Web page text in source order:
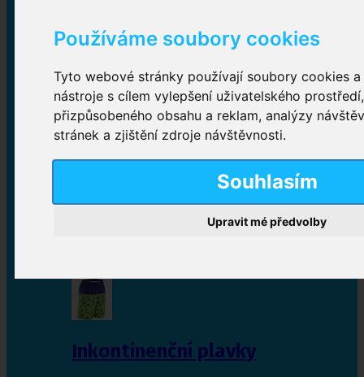
Používáme soubory cookies
Tyto webové stránky používají soubory cookies
nástroje s cílem vylepšení uživatelského
přizpůsobeného obsahu a reklam, analýzy
stránek a zjištění zdroje návštěvnosti.
Souhlasím
Upravit mé předvolby
Inkontinenční kalhotky
Plenkové kalhotky navlékací,Plenkové kalhotky
zalepovací,Inkontinenční kalhotky dámské
Inkontinenční vložky
Inkontinenční plavky